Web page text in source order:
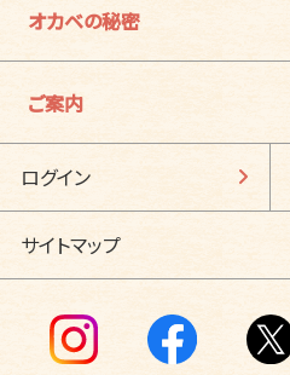
オカベの秘密
ご案内
ログイン
サイトマップ